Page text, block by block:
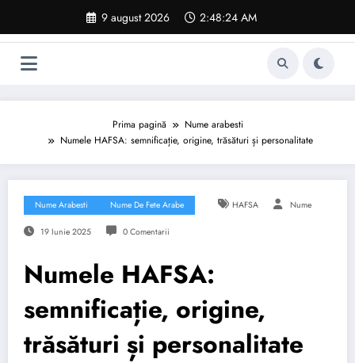
conținut
9 august 2026 2:48:25 AM
Prima pagină
Nume arabesti
Numele HAFSA: semnificație, origine, trăsături și personalitate
Nume Arabesti Nume De Fete Arabe HAFSA Nume
19 Iunie 2025 0 Comentarii
Numele HAFSA:
semnificație, origine,
trăsături și personalitate